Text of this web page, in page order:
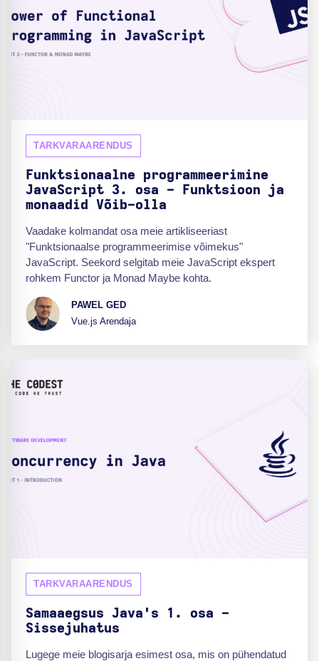
TARKVARAARENDUS
Funktsionaalne programmeerimine
JavaScript 3. osa - Funktsioon ja
monaadid Võib-olla
Vaadake kolmandat osa meie artikliseeriast
"Funktsionaalse programmeerimise võimekus"
JavaScript. Seekord selgitab meie JavaScript ekspert
rohkem Functor ja Monad Maybe kohta.
PAWEL GED
Vue.js Arendaja
TARKVARAARENDUS
Samaaegsus Java's 1. osa -
Sissejuhatus
Lugege meie blogisarja esimest osa, mis on pühendatud